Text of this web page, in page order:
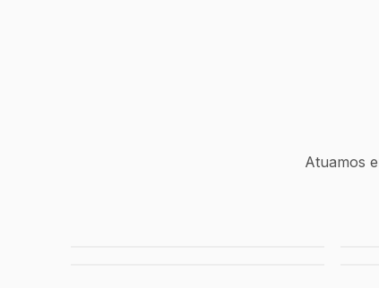
Atuamos